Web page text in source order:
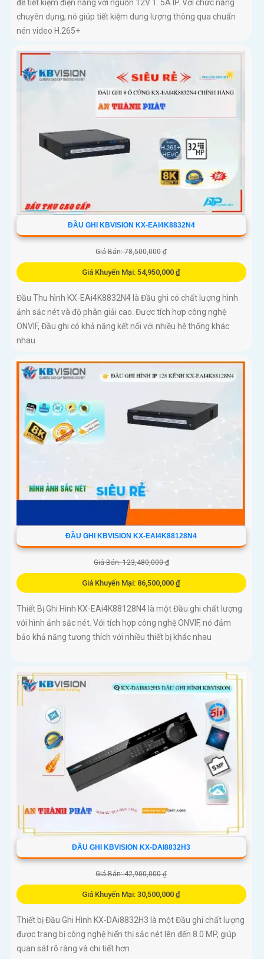
để tiết kiệm điện năng với nguồn 12V 1. 5A IP. Với chức năng
chuyên dụng, nó giúp tiết kiệm dung lượng thông qua chuẩn
nén video H.265+
ĐẦU GHI KBVISION KX-EAI4K8832N4
Giá Bán: 78,500,000 ₫
Giá Khuyến Mại: 54,950,000 ₫
Đầu Thu hình KX-EAi4K8832N4 là Đầu ghi có chất lượng hình
ảnh sắc nét và độ phân giải cao. Được tích hợp công nghệ
ONVIF, Đầu ghi có khả năng kết nối với nhiều hệ thống khác
nhau
ĐẦU GHI KBVISION KX-EAI4K88128N4
Giá Bán: 123,480,000 ₫
Giá Khuyến Mại: 86,500,000 ₫
Thiết Bị Ghi Hình KX-EAi4K88128N4 là một Đầu ghi chất lượng
với hình ảnh sắc nét. Với tích hợp công nghệ ONVIF, nó đảm
bảo khả năng tương thích với nhiều thiết bị khác nhau
ĐẦU GHI KBVISION KX-DAI8832H3
Giá Bán: 42,900,000 ₫
Giá Khuyến Mại: 30,500,000 ₫
Thiết bị Đầu Ghi Hình KX-DAi8832H3 là một Đầu ghi chất lượng
được trang bị công nghệ hiển thị sắc nét lên đến 8.0 MP, giúp
quan sát rõ ràng và chi tiết hơn